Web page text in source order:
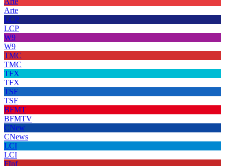
Arte
LCP
LCP
W9
W9
TMC
TMC
TFX
TFX
TSF
TSF
BFMT
BFMTV
CNew
CNews
LCI
LCI
FInf